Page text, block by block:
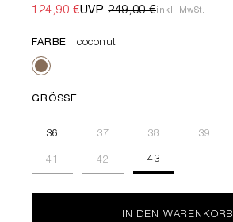
124,90 €UVP249,00 €inkl. MwSt.
FARBE coconut
GRÖSSE
36 37 38 39
41 42 43
IN DEN WARENKORB